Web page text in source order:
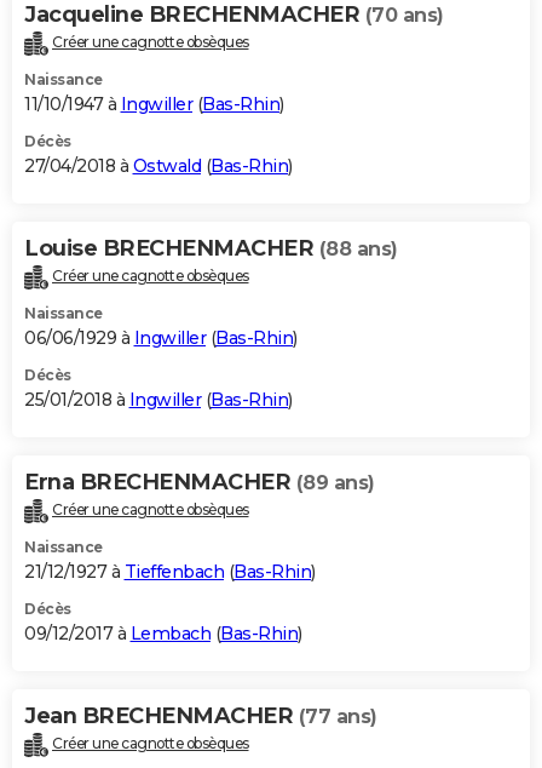
Jacqueline BRECHENMACHER (70 ans)
Créer une cagnotte obsèques
Naissance
11/10/1947 à Ingwiller(Bas-Rhin)
Décès
27/04/2018 à Ostwald (Bas-Rhin)
Louise BRECHENMACHER (88 ans)
Créer une cagnotte obsèques
Naissance
06/06/1929 à Ingwiller(Bas-Rhin)
Décès
25/01/2018 à Ingwiller(Bas-Rhin)
Erna BRECHENMACHER (89 ans)
Créer une cagnotte obsèques
Naissance
21/12/1927 à Tieffenbach (Bas-Rhin)
Décès
09/12/2017 à Lembach (Bas-Rhin)
Jean BRECHENMACHER (77 ans)
Créer une cagnotte obsèques